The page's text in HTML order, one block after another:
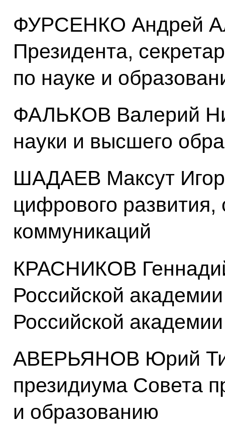
ФУРСЕНКО Андрей
Президента,
по науке и
ФАЛЬКОВ Валерий
науки и высшего
ШАДАЕВ Максут
цифрового
коммуникаций
КРАСНИКОВ
Российской
Российской
АВЕРЬЯНОВ Юрий
президиума Совета
и образованию